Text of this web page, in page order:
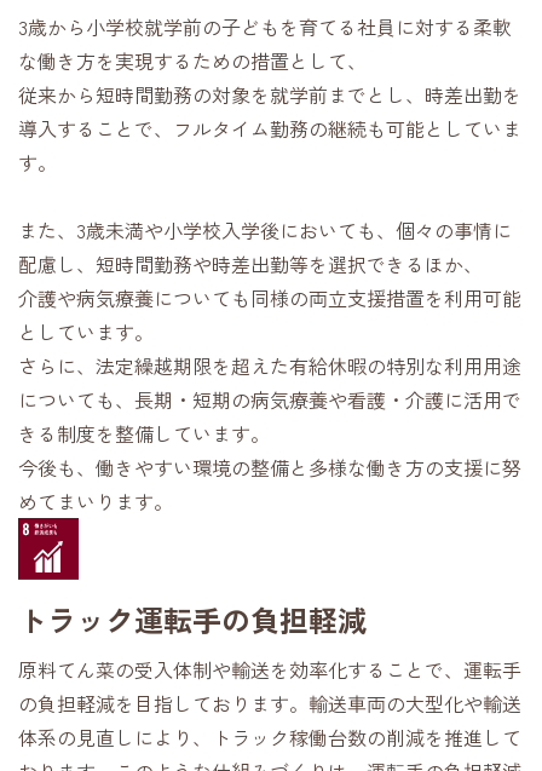
3歳から小学校就学前の子どもを育てる社員に対する柔軟
な働き方を実現するための措置として、
従来から短時間勤務の対象を就学前までとし、時差出勤を
導入することで、フルタイム勤務の継続も可能としていま
す。
また、 3歳未満や小学校入学後においても、個々の事情に
配慮し、短時間勤務や時差出勤等を選択できるほか、
介護や病気療養についても同様の両立支援措置を利用可能
としています。
さらに、法定繰越期限を超えた有給休暇の特別な利用用途
についても、長期・短期の病気療養や看護・介護に活用で
きる制度を整備しています。
今後も、働きやすい環境の整備と多様な働き方の支援に努
めてまいります。
トラック運転手の負担軽減
原料てん菜の受入体制や輸送を効率化することで、運転手
の負担軽減を目指しております。輸送車両の大型化や輸送
体系の見直しにより、トラック稼働台数の削減を推進して